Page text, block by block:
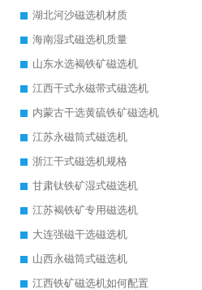
湖北河沙磁选机材质
海南湿式磁选机质量
山东水选褐铁矿磁选机
江西干式永磁带式磁选机
内蒙古干选黄硫铁矿磁选机
江苏永磁筒式磁选机
浙江干式磁选机规格
甘肃钛铁矿湿式磁选机
江苏褐铁矿专用磁选机
大连强磁干选磁选机
山西永磁筒式磁选机
江西铁矿磁选机如何配置